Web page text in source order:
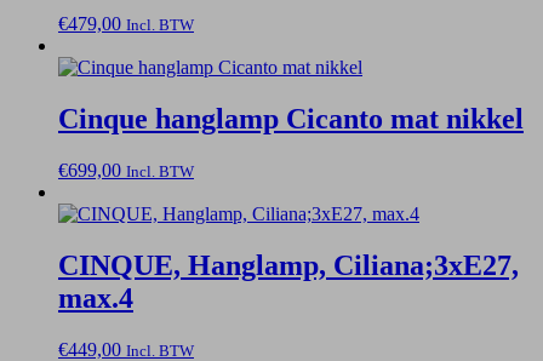
€479,00 Incl. BTW
Cinque hanglamp Cicanto mat nikkel
€699,00 Incl. BTW
CINQUE, Hanglamp, Ciliana;3xE27,
max.4
€449,00 Incl. BTW